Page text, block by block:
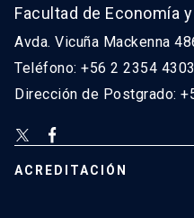
Facultad de Economía
Avda. Vicuña Mackenna
Teléfono: +56 2 2354 4303
Dirección de Postgrado:
ACREDITACIÓN